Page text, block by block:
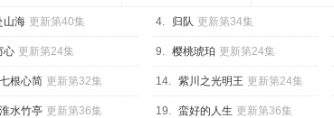
山海 更新第40集 4. 归队 更新第34集
心 更新第24集 9. 樱桃琥珀 更新第24集
七根心简 更新第32集 14. 紫川之光明王 更新第24集
淮水竹亭 更新第36集 19. 蛮好的人生 更新第36集